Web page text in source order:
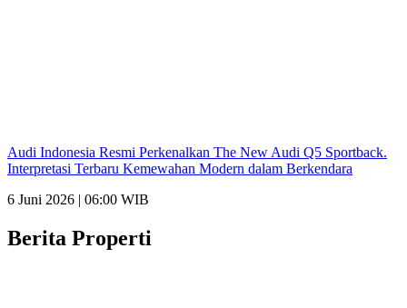
Audi Indonesia Resmi Perkenalkan The New Audi Q5 Sportback.
Interpretasi Terbaru Kemewahan Modern dalam Berkendara
6 Juni 2026 | 06:00 WIB
Berita Properti